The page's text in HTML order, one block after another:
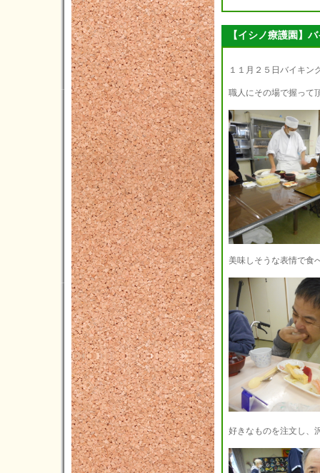
2023年11月(11)
2023年10月(8)
2023年09月(3)
2023年08月(3)
2023年07月(5)
2023年06月(4)
2023年05月(4)
2023年04月(5)
2023年03月(3)
2023年02月(5)
2023年01月(4)
2022年12月(7)
2022年11月(7)
2022年10月(8)
2022年09月(5)
2022年08月(4)
2022年07月(3)
2022年06月(4)
2022年05月(3)
【イシノ療護園】
１１月２５日バイキン
職人にその場で握って
美味しそうな表情で食
好きなものを注文し、